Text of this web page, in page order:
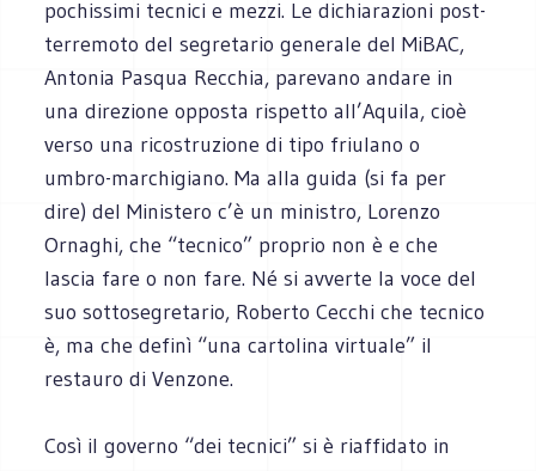
pochissimi tecnici e mezzi. Le dichiarazioni post-
terremoto del segretario generale del MiBAC,
Antonia Pasqua Recchia, parevano andare in
una direzione opposta rispetto all’Aquila, cioè
verso una ricostruzione di tipo friulano o
umbro-marchigiano. Ma alla guida (si fa per
dire) del Ministero c’è un ministro, Lorenzo
Ornaghi, che “tecnico” proprio non è e che
lascia fare o non fare. Né si avverte la voce del
suo sottosegretario, Roberto Cecchi che tecnico
è, ma che definì “una cartolina virtuale” il
restauro di Venzone.
Così il governo “dei tecnici” si è riaffidato in